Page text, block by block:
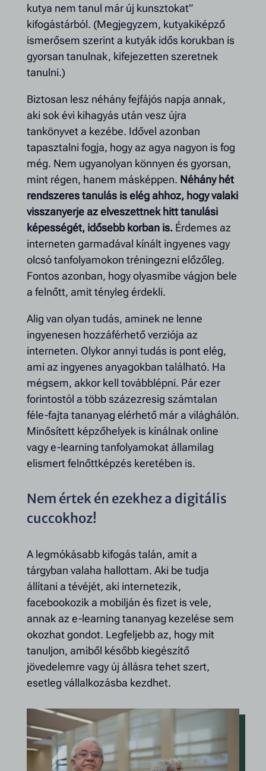
kutya nem tanul már új kunsztokat”
kifogástárból. (Megjegyzem, kutyakiképző
ismerősem szerint a kutyák idős korukban is
gyorsan tanulnak, kifejezetten szeretnek
tanulni.)
Biztosan lesz néhány fejfájós napja annak,
aki sok évi kihagyás után vesz újra
tankönyvet a kezébe. Idővel azonban
tapasztalni fogja, hogy az agya nagyon is fog
még. Nem ugyanolyan könnyen és gyorsan,
mint régen, hanem másképpen. Néhány hét
rendszeres tanulás is elég ahhoz, hogy valaki
visszanyerje az elveszettnek hitt tanulási
képességét, idősebb korban is.Érdemes az
interneten garmadával kínált ingyenes vagy
olcsó tanfolyamokon tréningezni előzőleg.
Fontos azonban, hogy olyasmibe vágjon bele
a felnőtt, amit tényleg érdekli.
Alig van olyan tudás, aminek ne lenne
ingyenesen hozzáférhető verziója az
interneten. Olykor annyi tudás is pont elég,
ami az ingyenes anyagokban található. Ha
mégsem, akkor kell továbblépni. Pár ezer
forintostól a több százezresig számtalan
féle-fajta tananyag elérhető már a világhálón.
Minősített képzőhelyek is kínálnak online
vagy e-learning tanfolyamokat államilag
elismert felnőttképzés keretében is.
Nem értek én ezekhez a digitális
cuccokhoz!
A legmókásabb kifogás talán, amit a
tárgyban valaha hallottam. Aki be tudja
állítani a tévéjét, aki internetezik,
facebookozik a mobilján és fizet is vele,
annak az e-learning tananyag kezelése sem
okozhat gondot. Legfeljebb az, hogy mit
tanuljon, amiből később kiegészítő
jövedelemre vagy új állásra tehet szert,
esetleg vállalkozásba kezdhet.